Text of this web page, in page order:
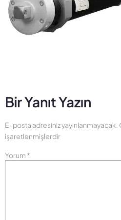
Bir Yanıt Yazın
E-posta adresiniz yayınlanmayacak.
işaretlenmişlerdir
Yorum *